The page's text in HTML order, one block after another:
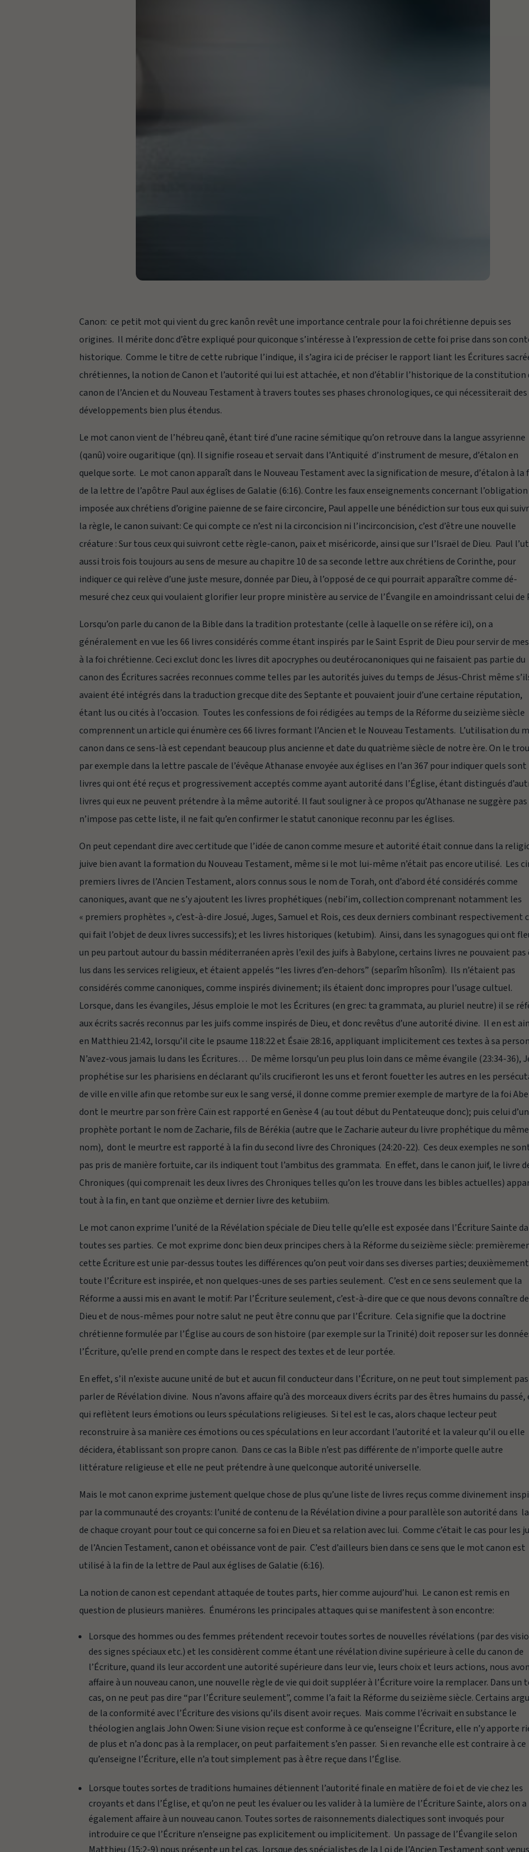
Canon: ce petit mot qui vient du grec kanôn revêt une importance centrale pour la foi chrétienne depuis ses
origines. Il mérite donc d’être expliqué pour quiconque s’intéresse à l’expression de cette foi prise dans son
historique. Comme le titre de cette rubrique l’indique, il s’agira ici de préciser le rapport liant les Écritures
chrétiennes, la notion de Canon et l’autorité qui lui est attachée, et non d’établir l’historique de la constitution
canon de l’Ancien et du Nouveau Testament à travers toutes ses phases chronologiques, ce qui nécessiterait des
développements bien plus étendus.
Le mot canonvient de l’hébreu qanê, étant tiré d’une racine sémitique qu’on retrouve dans la langue assyrienne
(qanû) voire ougaritique (qn). Il signifie roseau et servait dans l’Antiquité d’instrument de mesure, d’étalon en
quelque sorte. Le mot canon apparaît dans le Nouveau Testament avec la signification de mesure, d’étalon à la
de la lettre de l’apôtre Paul aux églises de Galatie (6:16). Contre les faux enseignements concernant l’obligation
imposée aux chrétiens d’origine païenne de se faire circoncire, Paul appelle une bénédiction sur tous eux qui
la règle, le canonsuivant: Ce qui compte ce n’est ni la circoncision ni l’incirconcision, c’est d’être une nouvelle
créature : Sur tous ceux qui suivront cette règle-canon, paix et miséricorde, ainsi que sur l’Israël de Dieu. Paul
aussi trois fois toujours au sens de mesure au chapitre 10 de sa seconde lettre aux chrétiens de Corinthe, pour
indiquer ce qui relève d’une juste mesure, donnée par Dieu, à l’opposé de ce qui pourrait apparaître comme dé-
mesuré chez ceux qui voulaient glorifier leur propre ministère au service de l’Évangile en amoindrissant celui de
Lorsqu’on parle du canon de la Bible dans la tradition protestante (celle à laquelle on se réfère ici), on a
généralement en vue les 66 livres considérés comme étant inspirés par le Saint Esprit de Dieu pour servir de
à la foi chrétienne. Ceci exclut donc les livres dit apocryphes ou deutérocanoniques qui ne faisaient pas partie du
canon des Écritures sacrées reconnues comme telles par les autorités juives du temps de Jésus-Christ même
avaient été intégrés dans la traduction grecque dite desSeptante et pouvaient jouird’une certaine réputation,
étant lus ou cités à l’occasion. Toutes les confessions de foi rédigées au temps de la Réforme du seizième siècle
comprennent un article qui énumère ces 66 livres formant l’Ancien et le Nouveau Testaments. L’utilisation du
canon dans ce sens-là est cependant beaucoup plus ancienne et date du quatrième siècle de notre ère. On le
par exemple dans la lettre pascale de l’évêque Athanase envoyée aux églises en l’an 367 pour indiquer quels sont
livres qui ont été reçus et progressivement acceptés comme ayant autorité dans l’Église, étant distingués
livres qui eux ne peuvent prétendre à la même autorité. Il faut souligner à ce propos qu’Athanase ne suggère pas
n’impose pas cette liste, il ne fait qu’en confirmer le statut canonique reconnu par les églises.
On peut cependant dire avec certitude que l’idée de canon comme mesure et autorité était connue dans la
juive bien avant la formation du Nouveau Testament, même si le mot lui-même n’était pas encore utilisé. Les
premiers livres de l’Ancien Testament, alors connus sous le nom de Torah, ont d’abord été considérés comme
canoniques, avant que ne s’y ajoutent les livres prophétiques (nebi’im, collection comprenant notamment les
« premiers prophètes », c’est-à-dire Josué, Juges, Samuel et Rois, ces deux derniers combinant respectivement
qui fait l’objet de deux livres successifs); et les livres historiques (ketubim). Ainsi, dans les synagogues qui ont
un peu partout autour du bassin méditerranéen après l’exil des juifs à Babylone, certains livres ne pouvaient pas
lus dans les services religieux, et étaient appelés “les livres d’en-dehors” (separîm hîsonîm). Ils n’étaient pas
considérés comme canoniques, comme inspirés divinement; ils étaient donc impropres pour l’usage cultuel.
Lorsque, dans les évangiles, Jésus emploie le mot les Écritures (en grec: ta grammata, au pluriel neutre) il se
aux écrits sacrés reconnus par les juifs comme inspirés de Dieu, et donc revêtus d’une autorité divine. Il en est
en Matthieu 21:42, lorsqu’il cite le psaume 118:22 et Ésaïe 28:16, appliquant implicitement ces textes à sa
N’avez-vous jamais lu dans les Écritures… De même lorsqu’un peu plus loin dans ce même évangile (23:34-36),
prophétise sur les pharisiens en déclarant qu’ils crucifieront les uns et feront fouetter les autres en les
de ville en ville afin que retombe sur eux le sang versé, il donne comme premier exemple de martyre de la foi
dont le meurtre par son frère Caïn est rapporté en Genèse 4 (au tout début du Pentateuque donc); puis celui d’un
prophète portant le nom de Zacharie, fils de Bérékia (autre que le Zacharie auteur du livre prophétique du même
nom), dont le meurtre est rapporté à la fin du second livre des Chroniques (24:20-22). Ces deux exemples ne
pas pris de manière fortuite, car ils indiquent tout l’ambitus des grammata. En effet, dans le canon juif, le livre
Chroniques (qui comprenait les deux livres des Chroniques telles qu’on les trouve dans les bibles actuelles)
tout à la fin, en tant que onzième et dernier livre des ketubiim.
Le mot canon exprime l’unité de la Révélation spéciale de Dieu telle qu’elle est exposée dans l’Écriture Sainte
toutes ses parties. Ce mot exprime donc bien deux principes chers à la Réforme du seizième siècle:
cette Écriture est unie par-dessus toutes les différences qu’on peut voir dans ses diverses parties; deuxièmement
toute l’Écriture est inspirée, et non quelques-unes de ses parties seulement. C’est en ce sens seulement que la
Réforme a aussi mis en avant le motif: Par l’Écriture seulement, c’est-à-dire que ce que nous devons connaître de
Dieu et de nous-mêmes pour notre salut ne peut être connu que par l’Écriture. Cela signifie que la doctrine
chrétienne formulée par l’Église au cours de son histoire (par exemple sur la Trinité) doit reposer sur les
l’Écriture, qu’elle prend en compte dans le respect des textes et de leur portée.
En effet, s’il n’existe aucune unité de but et aucun fil conducteur dans l’Écriture, on ne peut tout simplement pas
parler de Révélation divine. Nous n’avons affaire qu’à des morceaux divers écrits par des êtres humains du passé,
qui reflètent leurs émotions ou leurs spéculations religieuses. Si tel est le cas, alors chaque lecteur peut
reconstruire à sa manière ces émotions ou ces spéculations en leur accordant l’autorité et la valeur qu’il ou elle
décidera, établissant son propre canon. Dans ce cas la Bible n’est pas différente de n’importe quelle autre
littérature religieuse et elle ne peut prétendre à une quelconque autorité universelle.
Mais le mot canon exprime justement quelque chose de plus qu’une liste de livres reçus comme divinement
par la communauté des croyants: l’unité de contenu de la Révélation divine a pour parallèle son autorité dans
de chaque croyant pour tout ce qui concerne sa foi en Dieu et sa relation avec lui. Comme c’était le cas pour les
de l’Ancien Testament, canon et obéissance vont de pair. C’est d’ailleurs bien dans ce sens que le mot canon est
utilisé à la fin de la lettre de Paul aux églises de Galatie (6:16).
La notion de canon est cependant attaquée de toutes parts, hier comme aujourd’hui. Le canon est remis en
question de plusieurs manières. Énumérons les principales attaques qui se manifestent à son encontre:
Lorsque des hommes ou des femmes prétendent recevoir toutes sortes de nouvelles révélations (par des
des signes spéciaux etc.) et les considèrent comme étant une révélation divine supérieure à celle du canon de
l’Écriture, quand ils leur accordent une autorité supérieure dans leur vie, leurs choix et leurs actions, nous
affaire à un nouveau canon, une nouvelle règle de vie qui doit suppléer à l’Écriture voire la remplacer. Dans un
cas, on ne peut pas dire “par l’Écriture seulement”, comme l’a fait la Réforme du seizième siècle. Certains
de la conformité avec l’Écriture des visions qu’ils disent avoir reçues. Mais comme l’écrivait en substance le
théologien anglais John Owen:Si une vision reçue est conforme à ce qu’enseigne l’Écriture, elle n’y apporte
de plus et n’a donc pas à la remplacer, on peut parfaitement s’en passer. Si en revanche elle est contraire à ce
qu’enseigne l’Écriture, elle n’a tout simplement pas à être reçue dans l’Église.
Lorsque toutes sortes de traditions humaines détiennent l’autorité finale en matière de foi et de vie chez les
croyants et dans l’Église, et qu’on ne peut les évaluer ou les valider à la lumière de l’Écriture Sainte, alors on a
également affaire à un nouveau canon. Toutes sortes de raisonnements dialectiques sont invoqués pour
introduire ce que l’Écriture n’enseigne pas explicitement ou implicitement. Un passage de l’Évangile selon